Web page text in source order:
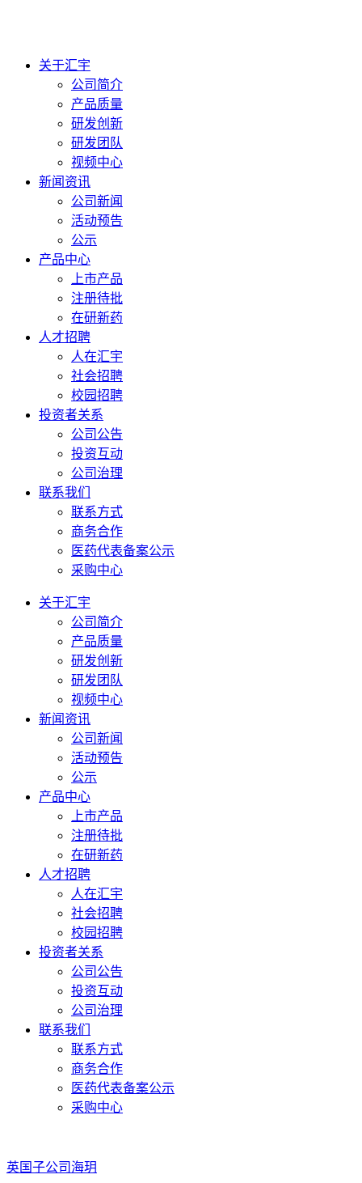
关于汇宇
公司简介
产品质量
研发创新
研发团队
视频中心
新闻资讯
公司新闻
活动预告
公示
产品中心
上市产品
注册待批
在研新药
人才招聘
人在汇宇
社会招聘
校园招聘
投资者关系
公司公告
投资互动
公司治理
联系我们
联系方式
商务合作
医药代表备案公示
采购中心
关于汇宇
公司简介
产品质量
研发创新
研发团队
视频中心
新闻资讯
公司新闻
活动预告
公示
产品中心
上市产品
注册待批
在研新药
人才招聘
人在汇宇
社会招聘
校园招聘
投资者关系
公司公告
投资互动
公司治理
联系我们
联系方式
商务合作
医药代表备案公示
采购中心
英国子公司海玥